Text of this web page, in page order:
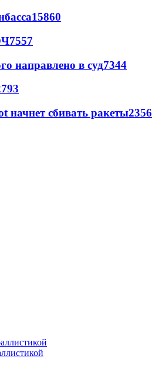
15860
7557
направлено в суд7344
начнет сбивать ракеты2356